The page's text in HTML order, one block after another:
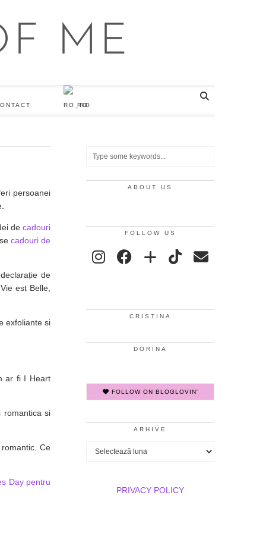
RO
persoanei
de cadouri
cadouri de
de
est Belle,
exfoliante si
ar fi I Heart
romantica si
Ce
Day pentru
ABOUT US
FOLLOW US
CRISTINA
DORINA
FOLLOW ON BLOGLOVIN'
ARHIVE
Arhive
PRIVACY POLICY